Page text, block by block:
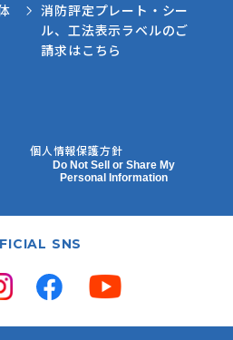
消防評定プレート・シー
ル、工法表示ラベルのご
請求はこちら
個人情報保護方針
Do Not Sell or Share My
Personal Information
SNS